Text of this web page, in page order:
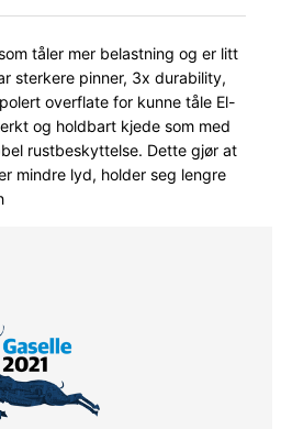
tåler mer belastning og er litt
sterkere pinner, 3x durability,
overflate for kunne tåle El-
og holdbart kjede som med
rustbeskyttelse. Dette gjør at
mindre lyd, holder seg lengre